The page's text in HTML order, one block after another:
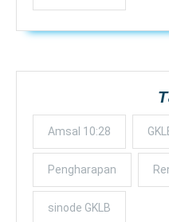
Amsal 10:28
Pengharapan
sinode GKLB